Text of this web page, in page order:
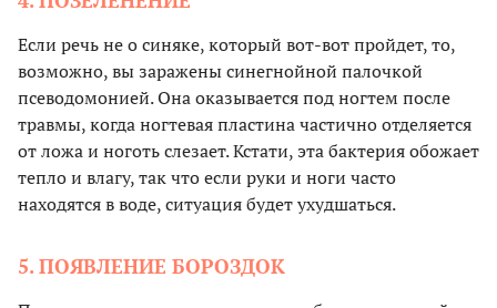
Если речь не о синяке, который вот-вот пройдет, то,
возможно, вы заражены синегнойной палочкой
псеводомонией. Она оказывается под ногтем после
травмы, когда ногтевая пластина частично отделяется
от ложа и ноготь слезает. Кстати, эта бактерия обожает
тепло и влагу, так что если руки и ноги часто
находятся в воде, ситуация будет ухудшаться.
5. ПОЯВЛЕНИЕ БОРОЗДОК